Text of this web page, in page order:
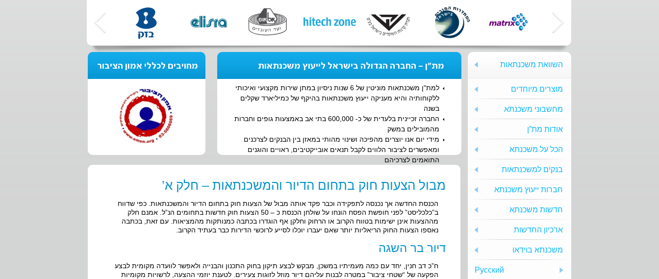
השוואת משכנתאות
מוצרים מיוחדים
מחשבוני משכנתא
אודות מת”ן
הכל על משכנתא
בנקים למשכנתאות
חברות ייעוץ משכנתא
חדשות משכנתא
ארכיון החדשות
משכנתא בוידאו
Русский
מחויבים לכללי אמון הציבור מת"ן - החברה הגדולה בישראל לייעוץ משכנתאות
למת"ן משכנתאות מוניטין של 6 שנות ניסיון במתן שירות מקצועי ואיכותי
ללקוחותיה והיא מעניקה ייעוץ משכנתאות בהיקף של כמיליארד שקלים
בשנה
החברה זכיינית בלעדית של כ- 600,000 בתי אב באמצעות גופים וחברות
מהמובילים במשק
מידי יום אנו יוצרים מהפיכה ושינוי מהותי במאזן בין הבנקים לצרכנים
ומאפשרים לציבור הלווים לקבל תנאים אובייקטיבים, ראויים והוגנים
התואמים לצרכיהם
מבול הצעות חוק בתחום הדיור והמשכנתאות – חלק א’
הכנסת החדשה אך נכנסה לתפקידה וכבר פקד אותה מבול של הצעות חוק בתחום הדיור והמשכנתאות. כפי שדווח
ב”כלכליסט” לפני חופשת הפסח הונחו על שולחן הכנסת כ – 50 הצעות חוק חדשות בתחומים הנ”ל. אמנם חלק
מההצעות אינן ישימות בטווח הקרוב או הרחוק וחלקן אף הוגדרו בכתבה כמנותקות מהמציאות. עם זאת, בכתבה
נאספו הצעות החוק הריאליות יותר שאם יעברו יוכלו לסייע לרוכשי הדירות כבר בעתיד הקרוב.
דיור בר השגה
ח”כ דב חנין, יחד עם כמה מעמיתיו במשכן, מבקש לבצע תיקון בחוק התכנון והבנייה ולאפשר לוועדה מקומית לבצע
הפקעה של “שטחי ציבור” במטרה לבנות עליהם דיור מוזל לזוגות צעירים. לטענת יוזמי ההצעה, לרשויות מקומיות